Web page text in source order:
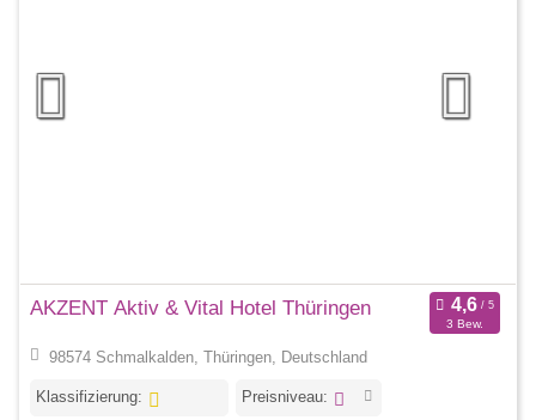
AKZENT Aktiv & Vital Hotel Thüringen
3 Bew.
98574 Schmalkalden, Thüringen, Deutschland
Klassifizierung: Preisniveau: